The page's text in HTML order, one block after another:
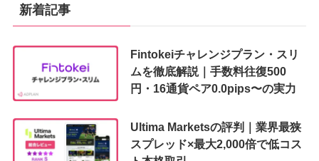
新着記事
Fintokeiチャレンジプラン・スリ
ムを徹底解説｜手数料往復500
円・16通貨ペア0.0pips〜の実力
Ultima Marketsの評判｜業界最狭
スプレッド×最大2,000倍で低コス